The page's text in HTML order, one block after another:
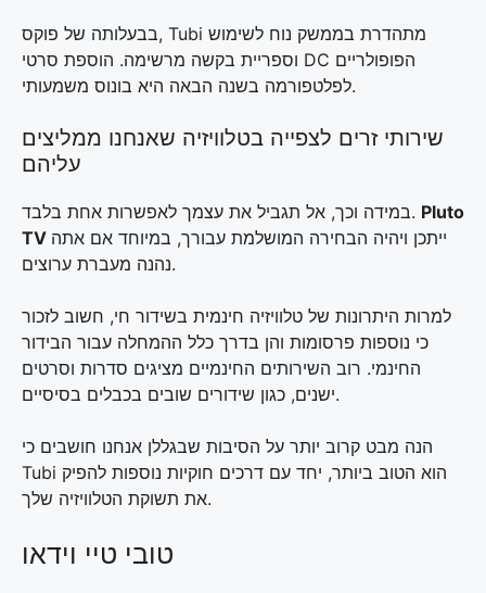
בבעלותה של פוקס, Tubi מתהדרת בממשק נוח לשימוש
וספריית בקשה מרשימה. הוספת סרטי DC הפופולריים
לפלטפורמה בשנה הבאה היא בונוס משמעותי.
שירותי זרים לצפייה בטלוויזיה שאנחנו ממליצים
עליהם
במידה וכך, אל תגביל את עצמך לאפשרות אחת בלבד. Pluto
TV ייתכן ויהיה הבחירה המושלמת עבורך, במיוחד אם אתה
נהנה מעברת ערוצים.
למרות היתרונות של טלוויזיה חינמית בשידור חי, חשוב לזכור
כי נוספות פרסומות והן בדרך כלל ההמחלה עבור הבידור
החינמי. רוב השירותים החינמיים מציגים סדרות וסרטים
ישנים, כגון שידורים שובים בכבלים בסיסיים.
הנה מבט קרוב יותר על הסיבות שבגללן אנחנו חושבים כי
Tubi הוא הטוב ביותר, יחד עם דרכים חוקיות נוספות להפיק
את תשוקת הטלוויזיה שלך.
טובי טיי וידאו